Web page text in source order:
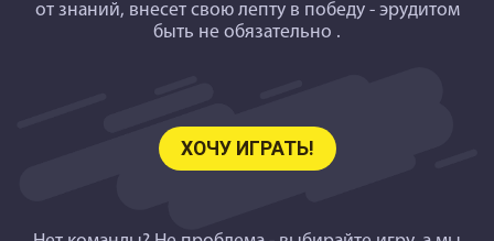
от знаний, внесет свою лепту в победу - эрудитом
быть не обязательно .
ХОЧУ ИГРАТЬ!